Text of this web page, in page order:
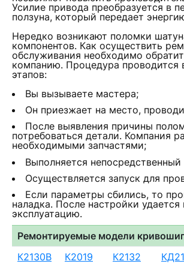
Усилие привода преобразуется в
ползуна, который передает
Нередко возникают поломки
компонентов. Как осуществить
обслуживания необходимо
компанию. Процедура проводится
этапов:
Вы вызываете мастера;
Он приезжает на место,
После выявления причины
потребоваться детали. Компания
необходимыми запчастями;
Выполняется
Осуществляется запуск для
Если параметры сбились, то
наладка. После настройки
эксплуатацию.
Ремонтируемые модели
К2130В
К2019 К2132